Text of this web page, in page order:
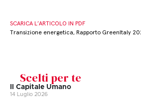
SCARICA L’ARTICOLO IN PDF
Transizione energetica, Rapporto GreenItaly
Scelti per te
Il Capitale Umano
14 Luglio 2026